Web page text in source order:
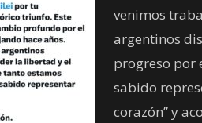
venimos
argentinos
progreso por
sabido
corazón” y